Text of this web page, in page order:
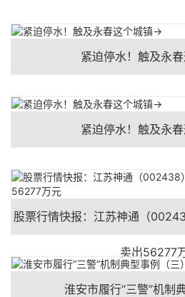
紧迫停水！触及永
紧迫停水！触及永
股票行情快报：江苏神通（
卖出56277
淮安市履行“三警”机制